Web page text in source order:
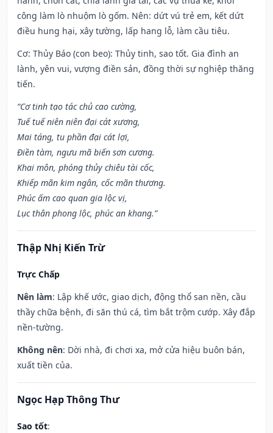
công làm lò nhuộm lò gốm. Nên: dứt vú trẻ em, kết dứt
điều hung hại, xây tường, lấp hang lỗ, làm cầu tiêu.
Cơ: Thủy Báo (con beo): Thủy tinh, sao tốt. Gia đình an
lành, yên vui, vượng điền sản, đồng thời sự nghiệp thăng
tiến.
“Cơ tinh tạo tác chủ cao cường,
Tuế tuế niên niên đại cát xương,
Mai táng, tu phần đại cát lợi,
Điền tàm, ngưu mã biến sơn cương.
Khai môn, phóng thủy chiêu tài cốc,
Khiếp mãn kim ngân, cốc mãn thương.
Phúc ấm cao quan gia lộc vị,
Lục thân phong lộc, phúc an khang.”
Thập Nhị Kiến Trừ
Trực Chấp
Nên làm: Lập khế ước, giao dịch, động thổ san nền, cầu
thầy chữa bệnh, đi săn thú cá, tìm bắt trộm cướp. Xây đắp
nền-tường.
Không nên: Dời nhà, đi chơi xa, mở cửa hiệu buôn bán,
xuất tiền của.
Ngọc Hạp Thông Thư
Sao tốt: